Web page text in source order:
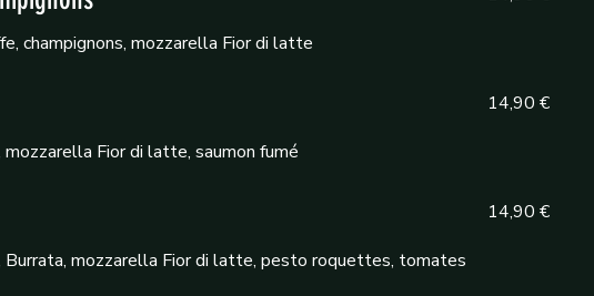
champignons, mozzarella Fior di latte
mozzarella Fior di latte, saumon fumé
14,90 €
Burrata, mozzarella Fior di latte, pesto roquettes, tomates
14,90 €